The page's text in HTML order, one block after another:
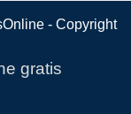
- Copyright
gratis